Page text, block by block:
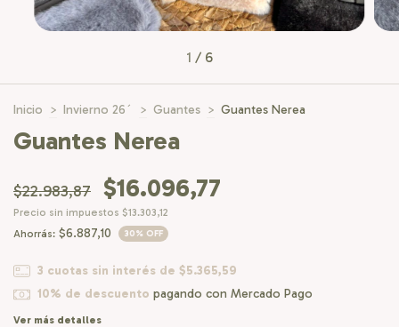
1 / 6
Inicio > Invierno 26´ > Guantes > Guantes Nerea
Guantes Nerea
$22.983,87 $16.096,77
Precio sin impuestos $13.303,12
Ahorrás: $6.887,10 30% OFF
3 cuotas sin interés de $5.365,59
10% de descuento pagando con Mercado Pago
Ver más detalles